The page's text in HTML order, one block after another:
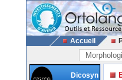
Accueil
Dicosyn